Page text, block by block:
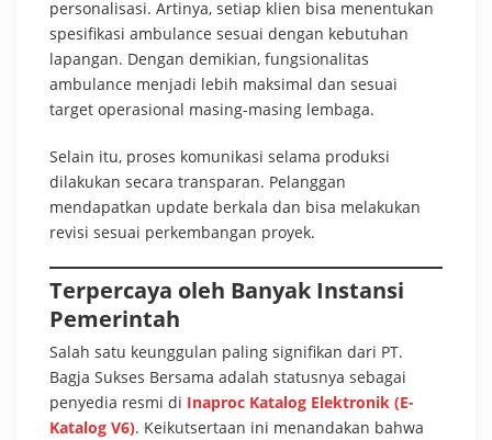
personalisasi. Artinya, setiap klien bisa menentukan
spesifikasi ambulance sesuai dengan kebutuhan
lapangan. Dengan demikian, fungsionalitas
ambulance menjadi lebih maksimal dan sesuai
target operasional masing-masing lembaga.
Selain itu, proses komunikasi selama produksi
dilakukan secara transparan. Pelanggan
mendapatkan update berkala dan bisa melakukan
revisi sesuai perkembangan proyek.
Terpercaya oleh Banyak Instansi
Pemerintah
Salah satu keunggulan paling signifikan dari PT.
Bagja Sukses Bersama adalah statusnya sebagai
penyedia resmi di Inaproc Katalog Elektronik (E-
Katalog V6). Keikutsertaan ini menandakan bahwa